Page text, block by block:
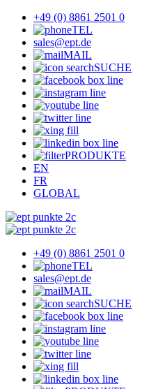
+49 (0) 8861 2501 0
TEL
sales@ept.de
MAIL
SUCHE
PRODUKTE
EN
FR
GLOBAL
+49 (0) 8861 2501 0
TEL
sales@ept.de
MAIL
SUCHE